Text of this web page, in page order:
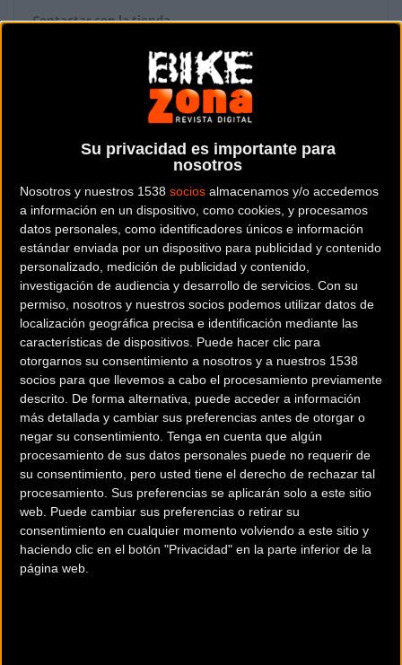
Su privacidad es importante para
nosotros
Nosotros y nuestros 1538 socios almacenamos y/o accedemos
a información en un dispositivo, como cookies, y procesamos
datos personales, como identificadores únicos e información
estándar enviada por un dispositivo para publicidad y contenido
personalizado, medición de publicidad y contenido,
investigación de audiencia y desarrollo de servicios. Con su
permiso, nosotros y nuestros socios podemos utilizar datos de
localización geográfica precisa e identificación mediante las
características de dispositivos. Puede hacer clic para
otorgarnos su consentimiento a nosotros y a nuestros 1538
socios para que llevemos a cabo el procesamiento previamente
descrito. De forma alternativa, puede acceder a información
más detallada y cambiar sus preferencias antes de otorgar o
negar su consentimiento. Tenga en cuenta que algún
procesamiento de sus datos personales puede no requerir de
su consentimiento, pero usted tiene el derecho de rechazar tal
procesamiento. Sus preferencias se aplicarán solo a este sitio
web. Puede cambiar sus preferencias o retirar su
consentimiento en cualquier momento volviendo a este sitio y
haciendo clic en el botón "Privacidad" en la parte inferior de la
página web.
Contactar con la tienda
Web y RRSS de la tienda
© 1987–2026 HERE
200 km
¿Eres el propietario de esta tienda? Descubre cómohacerte tienda
Premium para llegar a más clientes
Comercios Bz Premium